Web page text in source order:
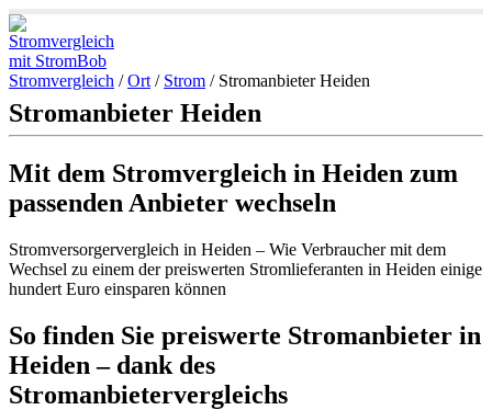
Stromvergleich /Ort / Strom / Stromanbieter Heiden
Stromanbieter Heiden
Mit dem Stromvergleich in Heiden zum
passenden Anbieter wechseln
Stromversorgervergleich in Heiden – Wie Verbraucher mit dem
Wechsel zu einem der preiswerten Stromlieferanten in Heiden einige
hundert Euro einsparen können
So finden Sie preiswerte Stromanbieter in
Heiden – dank des
Stromanbietervergleichs